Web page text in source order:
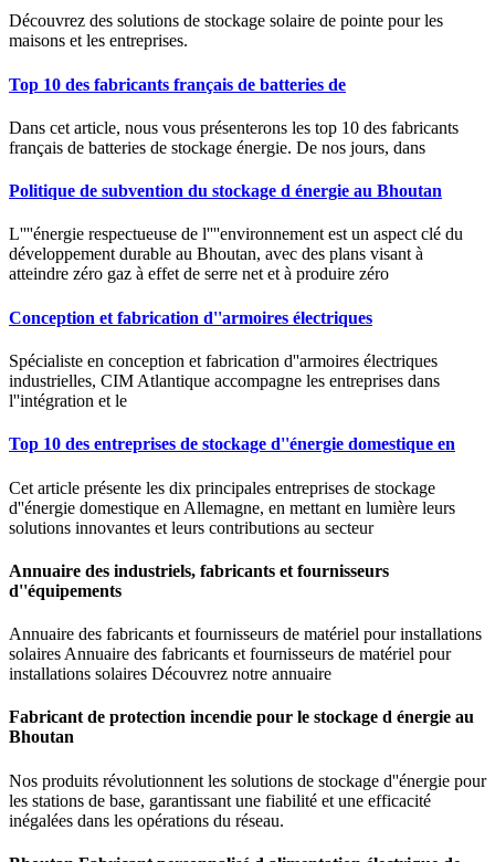
Découvrez des solutions de stockage solaire de pointe pour les
maisons et les entreprises.
Top 10 des fabricants français de batteries de
Dans cet article, nous vous présenterons les top 10 des fabricants
français de batteries de stockage énergie. De nos jours, dans
Politique de subvention du stockage d énergie au Bhoutan
L''''énergie respectueuse de l''''environnement est un aspect clé du
développement durable au Bhoutan, avec des plans visant à
atteindre zéro gaz à effet de serre net et à produire zéro
Conception et fabrication d''armoires électriques
Spécialiste en conception et fabrication d''armoires électriques
industrielles, CIM Atlantique accompagne les entreprises dans
l''intégration et le
Top 10 des entreprises de stockage d''énergie domestique en
Cet article présente les dix principales entreprises de stockage
d''énergie domestique en Allemagne, en mettant en lumière leurs
solutions innovantes et leurs contributions au secteur
Annuaire des industriels, fabricants et fournisseurs
d''équipements
Annuaire des fabricants et fournisseurs de matériel pour installations
solaires Annuaire des fabricants et fournisseurs de matériel pour
installations solaires Découvrez notre annuaire
Fabricant de protection incendie pour le stockage d énergie au
Bhoutan
Nos produits révolutionnent les solutions de stockage d''énergie pour
les stations de base, garantissant une fiabilité et une efficacité
inégalées dans les opérations du réseau.